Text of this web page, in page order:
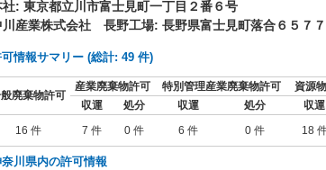
社: 東京都立川市富士見町一丁目２番６号
川産業株式会社 長野工場: 長野県富士見町落合６５７７
情報サマリー (総計: 49 件)
廃棄物許可
産業廃棄物許可 特別管理産業廃棄物許可
資源
収運
処分 収運 処分 収運
16 件
7 件 0 件 6 件 0 件 18
川県内の許可情報